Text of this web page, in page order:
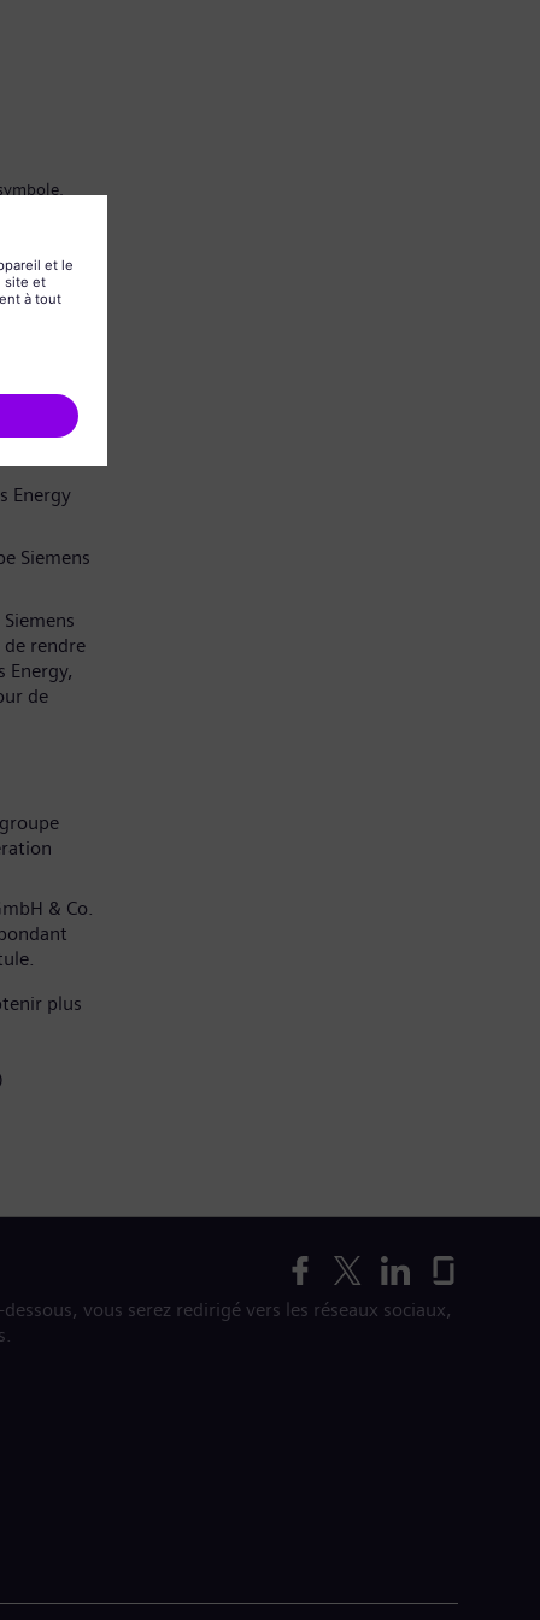
Energy
Siemens
rendre
Energy,
de
& Co.
plus
vous serez redirigé vers les réseaux sociaux,